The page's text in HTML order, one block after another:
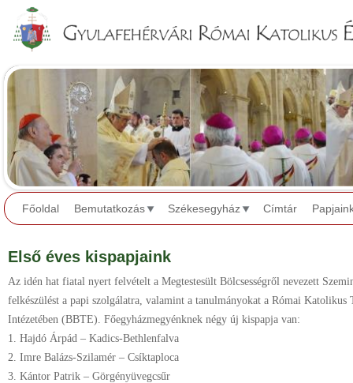
Főoldal Bemutatkozás Székesegyház Címtár
Első éves kispapjaink
Az idén hat fiatal nyert felvételt a Megtestesült Bölcsességről nevezett
felkészülést a papi szolgálatra, valamint a tanulmányokat a Római
Intézetében (BBTE). Főegyházmegyénknek négy új kispapja van:
1. Hajdó Árpád – Kadics-Bethlenfalva
2. Imre Balázs-Szilamér – Csíktaploca
3. Kántor Patrik – Görgényüvegcsűr